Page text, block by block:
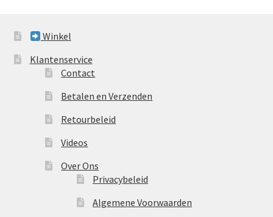
Winkel
Klantenservice
Contact
Betalen en Verzenden
Retourbeleid
Videos
Over Ons
Privacybeleid
Algemene Voorwaarden